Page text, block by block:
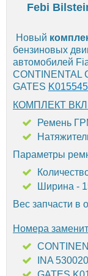
Febi
Новый
бензиновых
автомобилей
CONTINENTAL
GATES
КОМПЛЕКТ
Ремень
Параметры
Ширина -
Вес запчасти в
Номера
INA